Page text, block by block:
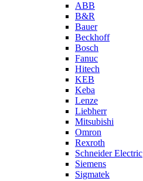
ABB
B&R
Bauer
Beckhoff
Bosch
Fanuc
Hitech
KEB
Keba
Lenze
Liebherr
Mitsubishi
Omron
Rexroth
Schneider Electric
Siemens
Sigmatek